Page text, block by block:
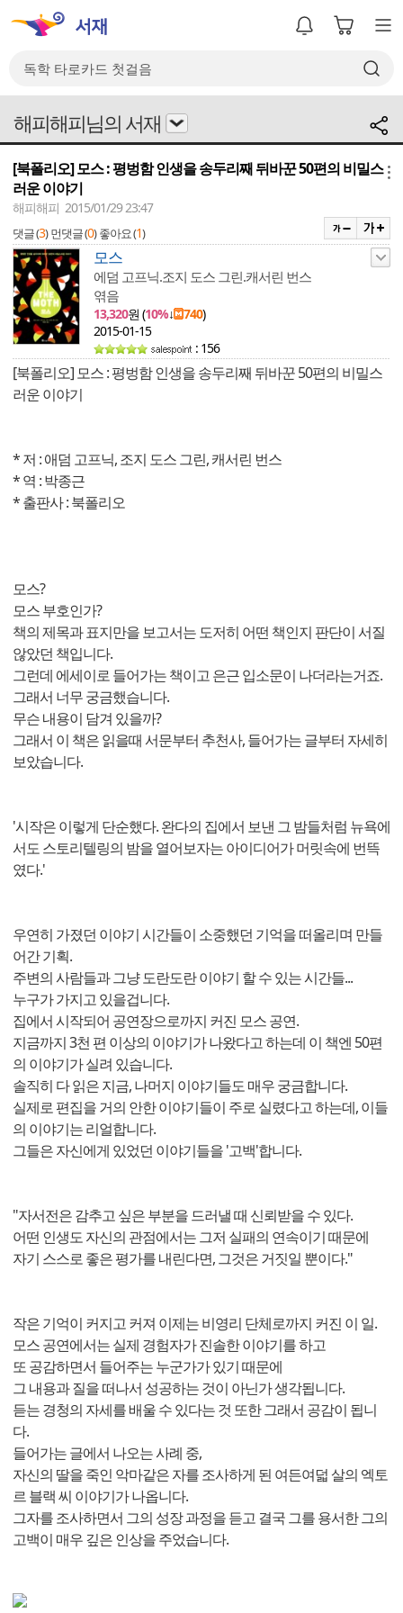
해피해피님의 서재
[북폴리오] 모스 : 평벙함 인생을 송두리째 뒤바꾼 50편의 비밀스
러운 이야기
해피해피 2015/01/29 23:47
댓글 (3) 먼댓글 (0) 좋아요 (1)
모스
에덤 고프닉.조지 도스 그린.캐서린 번스
엮음
13,320원 (10%↓ 740)
2015-01-15
: 156
[북폴리오] 모스 : 평벙함 인생을 송두리째 뒤바꾼 50편의 비밀스
러운 이야기
* 저 : 애덤 고프닉, 조지 도스 그린, 캐서린 번스
* 역 : 박종근
* 출판사 : 북폴리오
모스?
모스 부호인가?
책의 제목과 표지만을 보고서는 도저히 어떤 책인지 판단이 서질
않았던 책입니다.
그런데 에세이로 들어가는 책이고 은근 입소문이 나더라는거죠.
그래서 너무 궁금했습니다.
무슨 내용이 담겨 있을까?
그래서 이 책은 읽을때 서문부터 추천사, 들어가는 글부터 자세히
보았습니다.
'시작은 이렇게 단순했다. 완다의 집에서 보낸 그 밤들처럼 뉴욕에
서도 스토리텔링의 밤을 열어보자는 아이디어가 머릿속에 번뜩
였다.'
우연히 가졌던 이야기 시간들이 소중했던 기억을 떠올리며 만들
어간 기획.
주변의 사람들과 그냥 도란도란 이야기 할 수 있는 시간들...
누구가 가지고 있을겁니다.
집에서 시작되어 공연장으로까지 커진 모스 공연.
지금까지 3천 편 이상의 이야기가 나왔다고 하는데 이 책엔 50편
의 이야기가 실려 있습니다.
솔직히 다 읽은 지금, 나머지 이야기들도 매우 궁금합니다.
실제로 편집을 거의 안한 이야기들이 주로 실렸다고 하는데, 이들
의 이야기는 리얼합니다.
그들은 자신에게 있었던 이야기들을 '고백'합니다.
"자서전은 감추고 싶은 부분을 드러낼 때 신뢰받을 수 있다.
어떤 인생도 자신의 관점에서는 그저 실패의 연속이기 때문에
자기 스스로 좋은 평가를 내린다면, 그것은 거짓일 뿐이다."
작은 기억이 커지고 커져 이제는 비영리 단체로까지 커진 이 일.
모스 공연에서는 실제 경험자가 진솔한 이야기를 하고
또 공감하면서 들어주는 누군가가 있기 때문에
그 내용과 질을 떠나서 성공하는 것이 아닌가 생각됩니다.
듣는 경청의 자세를 배울 수 있다는 것 또한 그래서 공감이 됩니
다.
들어가는 글에서 나오는 사례 중,
자신의 딸을 죽인 악마같은 자를 조사하게 된 여든여덟 살의 엑토
르 블랙 씨 이야기가 나옵니다.
그자를 조사하면서 그의 성장 과정을 듣고 결국 그를 용서한 그의
고백이 매우 깊은 인상을 주었습니다.